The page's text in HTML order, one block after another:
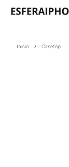
Inicio Casetop